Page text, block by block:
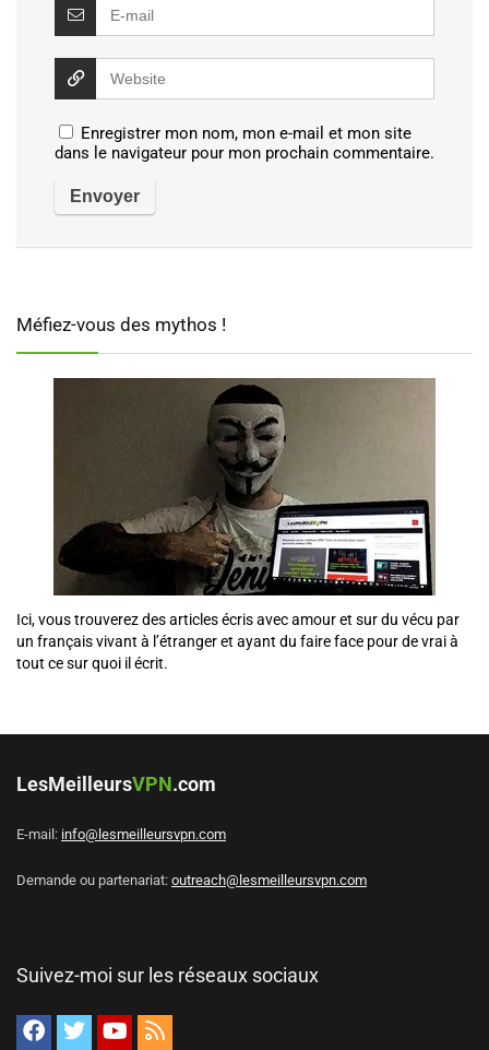
Enregistrer mon nom, mon e-mail et mon site
dans le navigateur pour mon prochain commentaire.
Méfiez-vous des mythos !
Ici, vous trouverez des articles écris avec amour et sur du vécu par
un français vivant à l’étranger et ayant du faire face pour de vrai à
tout ce sur quoi il écrit.
LesMeilleursVPN.com
E-mail: info@lesmeilleursvpn.com
Demande ou partenariat: outreach@lesmeilleursvpn.com
Suivez-moi sur les réseaux sociaux